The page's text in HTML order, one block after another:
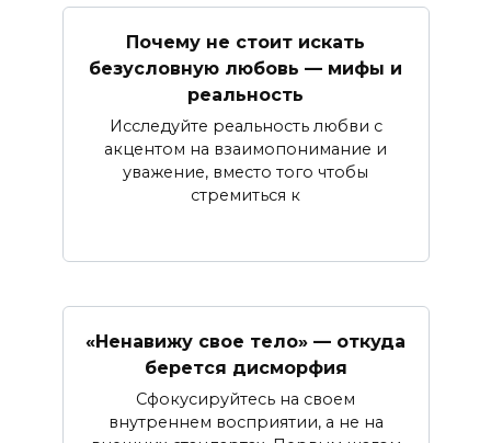
Почему не стоит искать
безусловную любовь — мифы и
реальность
Исследуйте реальность любви с
акцентом на взаимопонимание и
уважение, вместо того чтобы
стремиться к
«Ненавижу свое тело» — откуда
берется дисморфия
Сфокусируйтесь на своем
внутреннем восприятии, а не на